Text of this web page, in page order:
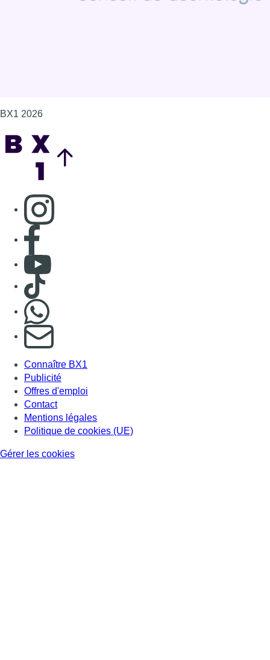
BX1 2026
Consulter page Instagram
Consulter page Facebook
Consulter Youtube
Consulter TikTok
S'abonner à notre newsletter
Connaître BX1
Publicité
Offres d'emploi
Contact
Mentions légales
Politique de cookies (UE)
Gérer les cookies